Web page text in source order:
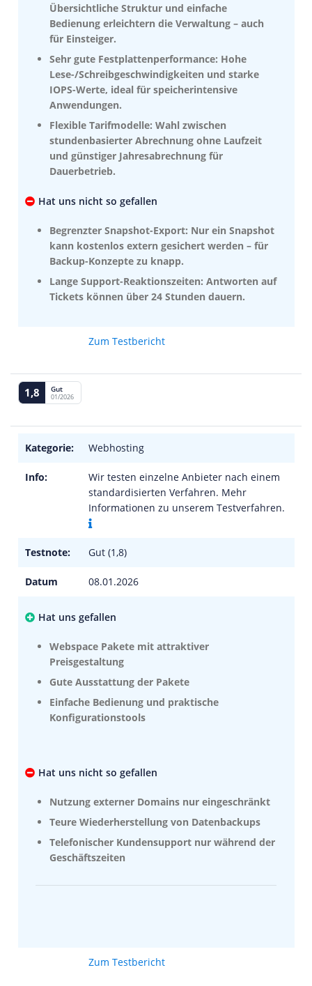
Übersichtliche Struktur und einfache
Bedienung erleichtern die Verwaltung – auch
für Einsteiger.
Sehr gute Festplattenperformance: Hohe
Lese-/Schreibgeschwindigkeiten und starke
IOPS-Werte, ideal für speicherintensive
Anwendungen.
Flexible Tarifmodelle: Wahl zwischen
stundenbasierter Abrechnung ohne Laufzeit
und günstiger Jahresabrechnung für
Dauerbetrieb.
Hat uns nicht so gefallen
Begrenzter Snapshot-Export: Nur ein Snapshot
kann kostenlos extern gesichert werden – für
Backup-Konzepte zu knapp.
Lange Support-Reaktionszeiten: Antworten auf
Tickets können über 24 Stunden dauern.
Zum Testbericht
1,8 Gut
01/2026
Kategorie: Webhosting
Info:
Wir testen einzelne Anbieter nach einem
standardisierten Verfahren. Mehr
Informationen zu unserem Testverfahren.
Testnote: Gut (1,8)
Datum 08.01.2026
Hat uns gefallen
Webspace Pakete mit attraktiver
Preisgestaltung
Gute Ausstattung der Pakete
Einfache Bedienung und praktische
Konfigurationstools
Hat uns nicht so gefallen
Nutzung externer Domains nur eingeschränkt
Teure Wiederherstellung von Datenbackups
Telefonischer Kundensupport nur während der
Geschäftszeiten
Zum Testbericht